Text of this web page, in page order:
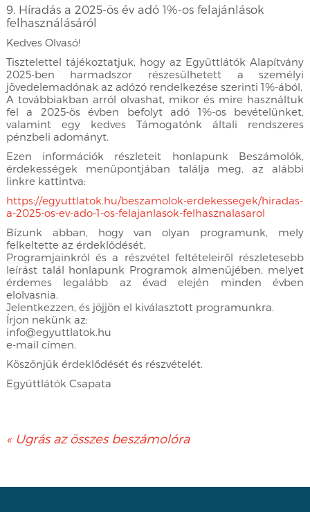
9. Híradás a 2025-ös év adó 1%-os felajánlások
felhasználásáról
Kedves Olvasó!
Tisztelettel tájékoztatjuk, hogy az Együttlátók Alapítvány
2025-ben harmadszor részesülhetett a személyi
jövedelemadónak az adózó rendelkezése szerinti 1%-ából.
A továbbiakban arról olvashat, mikor és mire használtuk
fel a 2025-ös évben befolyt adó 1%-os bevételünket,
valamint egy kedves Támogatónk általi rendszeres
pénzbeli adományt.
Ezen információk részleteit honlapunk Beszámolók,
érdekességek menüpontjában találja meg, az alábbi
linkre kattintva:
https://egyuttlatok.hu/beszamolok-erdekessegek/hiradas-
a-2025-os-ev-ado-1-os-felajanlasok-felhasznalasarol
Bízunk abban, hogy van olyan programunk, mely
felkeltette az érdeklődését.
Programjainkról és a részvétel feltételeiről részletesebb
leírást talál honlapunk Programok almenüjében, melyet
érdemes legalább az évad elején minden évben
elolvasnia.
Jelentkezzen, és jöjjön el kiválasztott programunkra.
Írjon nekünk az:
info@egyuttlatok.hu
e-mail címen.
Köszönjük érdeklődését és részvételét.
Együttlátók Csapata
« Ugrás az összes beszámolóra